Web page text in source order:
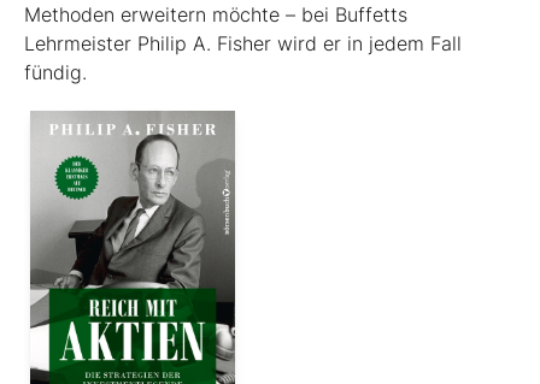
Methoden erweitern möchte – bei Buffetts
Lehrmeister Philip A. Fisher wird er in jedem Fall
fündig.